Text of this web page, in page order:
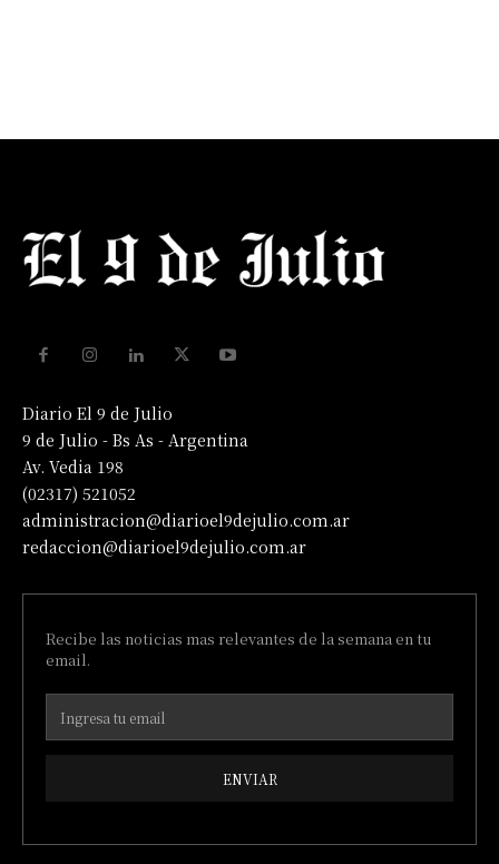
Diario El 9 de Julio
9 de Julio - Bs As - Argentina
Av. Vedia 198
(02317) 521052
administracion@diarioel9dejulio.com.ar
redaccion@diarioel9dejulio.com.ar
Recibe las noticias mas relevantes de la semana en tu
email.
ENVIAR